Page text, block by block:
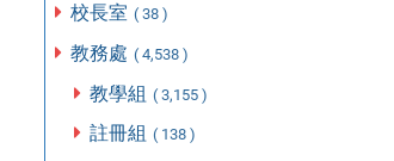
校長室 ( 38 )
教務處 ( 4,538 )
教學組 ( 3,155 )
註冊組 ( 138 )